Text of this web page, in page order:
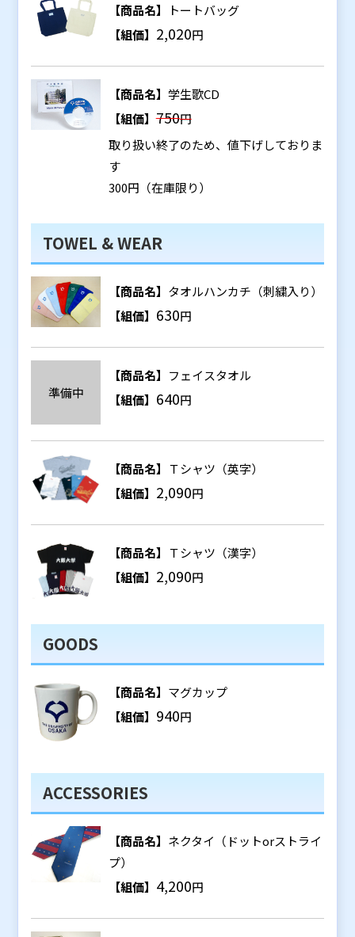
【商品名】
トートバッグ
【組価】 2,020円
【商品名】 学生歌CD
【組価】750円
取り扱い終了のため、値下げしておりま
す
300円（在庫限り）
TOWEL & WEAR
【商品名】 タオルハンカチ（刺繍入り）
【組価】 630円
準備中
【商品名】 フェイスタオル
【組価】 640円
【商品名】 Ｔシャツ（英字）
【組価】 2,090円
【商品名】 Ｔシャツ（漢字）
【組価】 2,090円
GOODS
【商品名】 マグカップ
【組価】 940円
ACCESSORIES
【商品名】 ネクタイ（ドットorストライ
プ）
【組価】 4,200円